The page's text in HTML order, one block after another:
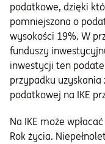
podatkowe, dzięki
pomniejszona o
wysokości 19%. W
funduszy
inwestycji ten
przypadku
podatkowej na IKE
Na IKE może
Rok życia.